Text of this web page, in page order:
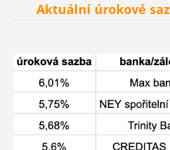
Aktuální úrokové